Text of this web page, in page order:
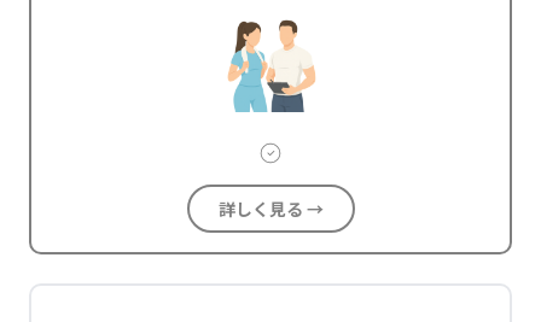
詳しく見る →